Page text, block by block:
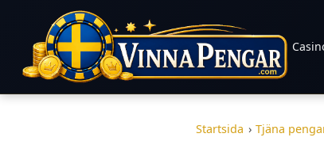
Startsida › Tjäna